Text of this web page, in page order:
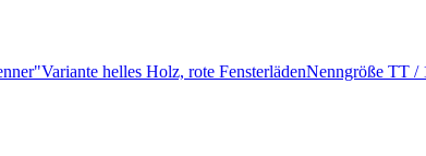
helles Holz, rote FensterlädenNenngröße